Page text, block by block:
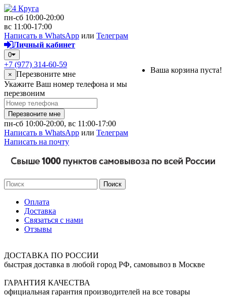
пн-сб 10:00-20:00
вс 11:00-17:00
Написать в WhatsApp или Телеграм
Личный кабинет
0
Ваша корзина пуста!
+7 (977) 314-60-59
× Перезвоните мне
Укажите Ваш номер телефона и мы
перезвоним
Перезвоните мне
пн-сб 10:00-20:00, вс 11:00-17:00
Написать в WhatsApp или Телеграм
Написать на почту
Поиск
Оплата
Доставка
Связаться с нами
Отзывы
ДОСТАВКА ПО РОССИИ
быстрая доставка в любой город РФ, самовывоз в Москве
ГАРАНТИЯ КАЧЕСТВА
официальная гарантия производителей на все товары